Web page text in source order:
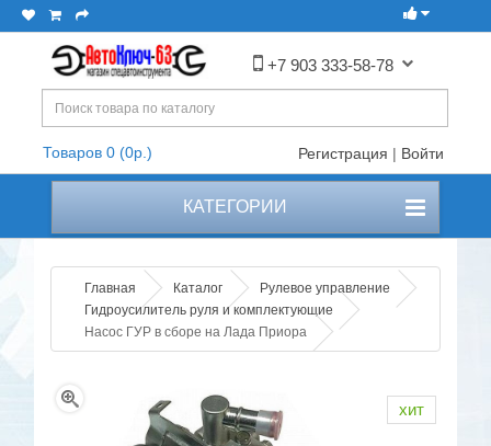
+7 903 333-58-78
Товаров 0 (0р.) Регистрация | Войти
КАТЕГОРИИ
Главная Каталог
Рулевое управление
Гидроусилитель руля и комплектующие
Насос ГУР в сборе на Лада Приора
хит